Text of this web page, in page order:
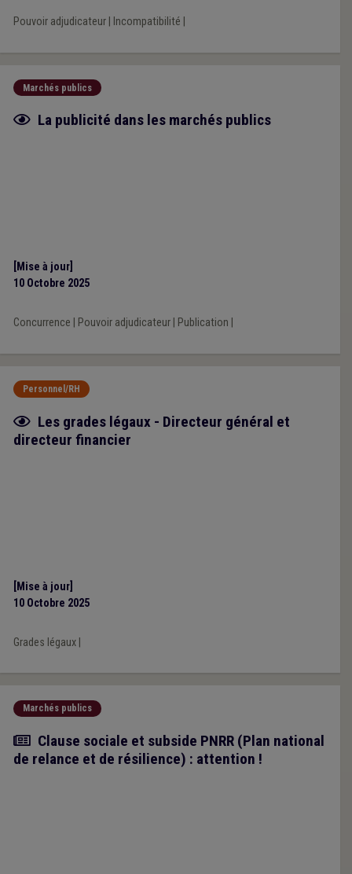
Pouvoir adjudicateur| Incompatibilité
Marchés publics
Fiche focus
La publicité dans les marchés publics
[Mise à jour]
10 Octobre 2025
Concurrence Pouvoir adjudicateur| Publication
Personnel/RH
Fiche focus
Les grades légaux - Directeur général et
directeur financier
[Mise à jour]
10 Octobre 2025
Grades légaux|
Marchés publics
Article
Clause sociale et subside PNRR (Plan national
de relance et de résilience) : attention !